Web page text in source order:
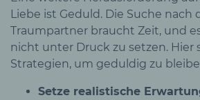
Liebe ist Geduld. Die Suche nach
Traumpartner braucht Zeit, und
nicht unter Druck zu setzen. Hier
Strategien, um geduldig zu
Setze realistische